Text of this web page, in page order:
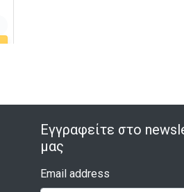
Εγγραφείτε στο
μας
Email address